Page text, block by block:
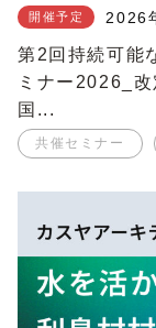
開催予定 2026
第2回持続可能
ミナー2026_
国...
共催セミナー